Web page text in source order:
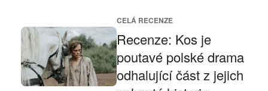
CELÁ RECENZE
Recenze: Kos je
poutavé polské drama
odhalující část z jejich